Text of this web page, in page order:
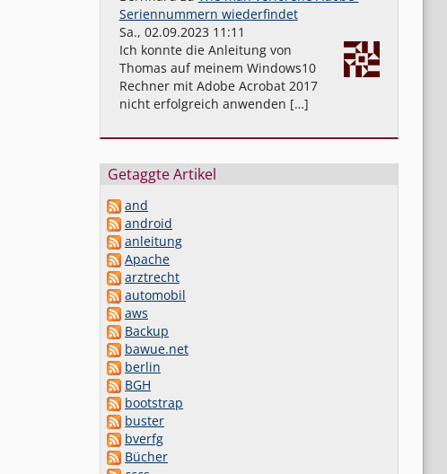
Seriennummern wiederfindet
Sa., 02.09.2023 11:11
Ich konnte die Anleitung von
Thomas auf meinem Windows10
Rechner mit Adobe Acrobat 2017
nicht erfolgreich anwenden […]
Getaggte Artikel
and
android
anleitung
Apache
arztrecht
automobil
aws
Backup
bawue.net
berlin
BGH
bootstrap
buster
bverfg
Bücher